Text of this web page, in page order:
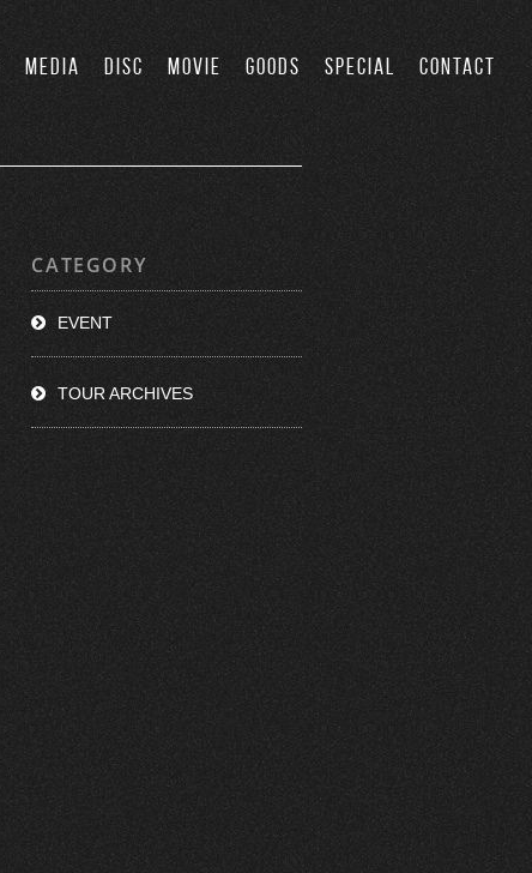
MEDIA DISC MOVIE GOODS SPECIAL CONTACT
CATEGORY
EVENT
TOUR ARCHIVES